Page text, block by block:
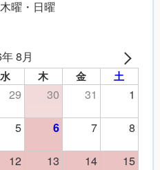
曜・日曜
8月
水 木 金 土
29 30 31
1
5 6 7
8
12 13 14
15